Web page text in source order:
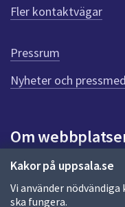
Kakor på uppsala.se
Vi använder
ska fungera.
ö
e
n
n
i
d
a
Fler kontaktvägar
Pressrum
Nyheter och
Om
Om webbplatsen
Allmänna handlingar